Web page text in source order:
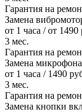
Гарантия на
Замена
от 1 часа / от 1490
3 мес.
Гарантия на
Замена микрофона
от 1 часа / 1490
3 мес.
Гарантия на
Замена кнопки